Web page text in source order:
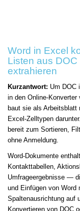
Word in Excel
Listen aus
extrahieren
Kurzantwort: Um DOC
in den Online-Konverter
baut sie als
Excel-Zelltypen
bereit zum Sortieren,
ohne Anmeldung.
Word-Dokumente
Kontakttabellen,
Umfrageergebnisse —
und Einfügen von Word
Spaltenausrichtung auf
Konvertieren von DOC